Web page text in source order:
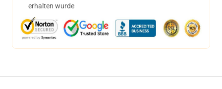
erhalten wurde